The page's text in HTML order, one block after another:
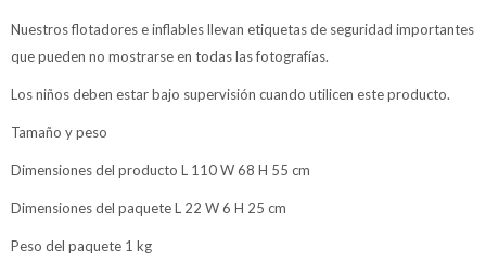
Nuestros flotadores e inflables llevan etiquetas de seguridad importantes
que pueden no mostrarse en todas las fotografías.
Los niños deben estar bajo supervisión cuando utilicen este producto.
Tamaño y peso
Dimensiones del producto L 110 W 68 H 55 cm
Dimensiones del paquete L 22 W 6 H 25 cm
Peso del paquete 1 kg